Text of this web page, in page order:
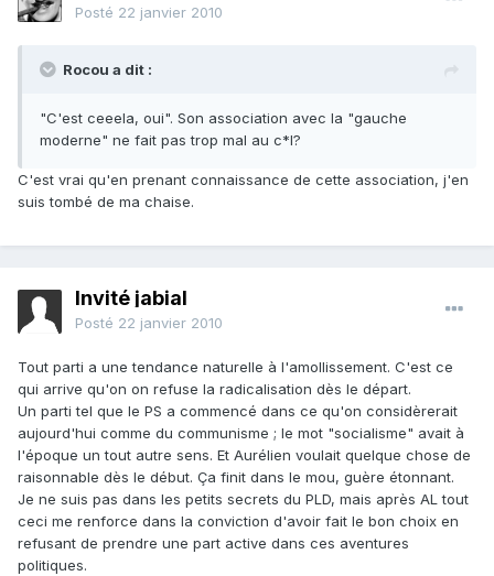
Posté 22 janvier 2010
Rocou a dit :
"C'est ceeela, oui". Son association avec la "gauche
moderne" ne fait pas trop mal au c*l?
C'est vrai qu'en prenant connaissance de cette association, j'en
suis tombé de ma chaise.
Invité jabial
Posté 22 janvier 2010
Tout parti a une tendance naturelle à l'amollissement. C'est ce
qui arrive qu'on on refuse la radicalisation dès le départ.
Un parti tel que le PS a commencé dans ce qu'on considèrerait
aujourd'hui comme du communisme ; le mot "socialisme" avait à
l'époque un tout autre sens. Et Aurélien voulait quelque chose de
raisonnable dès le début. Ça finit dans le mou, guère étonnant.
Je ne suis pas dans les petits secrets du PLD, mais après AL tout
ceci me renforce dans la conviction d'avoir fait le bon choix en
refusant de prendre une part active dans ces aventures
politiques.